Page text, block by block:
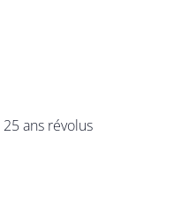
ans révolus